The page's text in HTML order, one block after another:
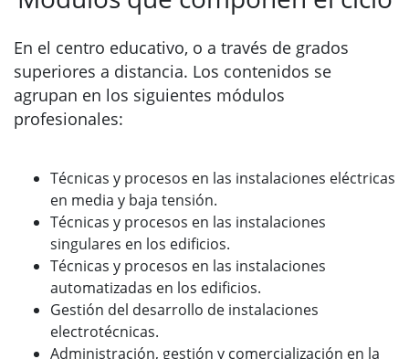
En el centro educativo, o a través de grados
superiores a distancia. Los contenidos se
agrupan en los siguientes módulos
profesionales:
Técnicas y procesos en las instalaciones eléctricas
en media y baja tensión.
Técnicas y procesos en las instalaciones
singulares en los edificios.
Técnicas y procesos en las instalaciones
automatizadas en los edificios.
Gestión del desarrollo de instalaciones
electrotécnicas.
Administración, gestión y comercialización en la